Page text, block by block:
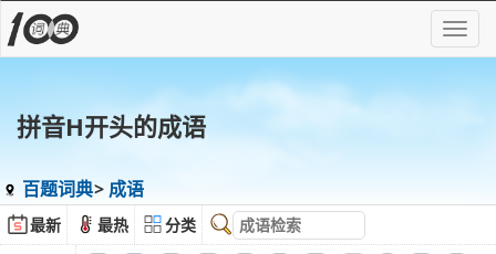
拼音H开头的成语
百题词典 成语
最新 最热
分类